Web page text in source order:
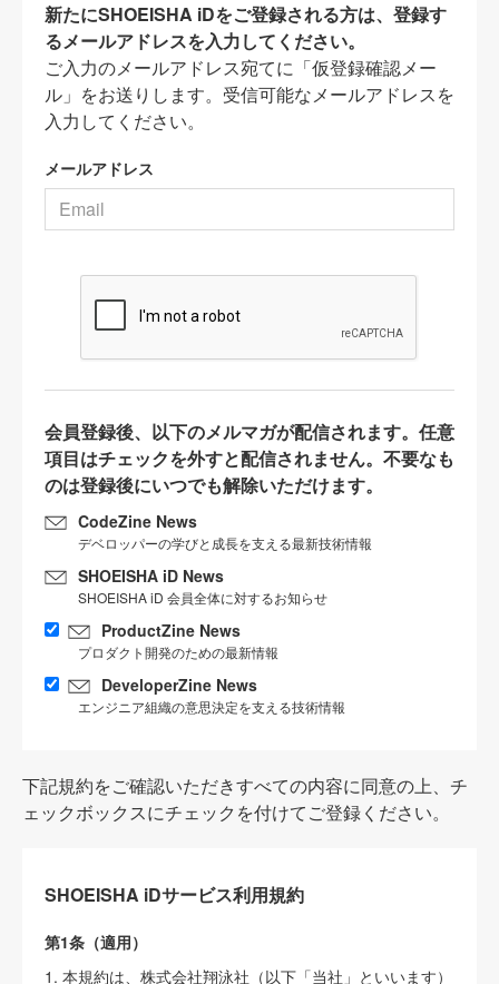
新たにSHOEISHA iDをご登録される方は、登録す
るメールアドレスを入力してください。
ご入力のメールアドレス宛てに「仮登録確認メー
ル」をお送りします。受信可能なメールアドレスを
入力してください。
メールアドレス
会員登録後、以下のメルマガが配信されます。任意
項目はチェックを外すと配信されません。不要なも
のは登録後にいつでも解除いただけます。
CodeZine News
デベロッパーの学びと成長を支える最新技術情報
SHOEISHA iD News
SHOEISHA iD 会員全体に対するお知らせ
ProductZine News
プロダクト開発のための最新情報
DeveloperZine News
エンジニア組織の意思決定を支える技術情報
下記規約をご確認いただきすべての内容に同意の上、チ
ェックボックスにチェックを付けてご登録ください。
SHOEISHA iDサービス利用規約
第1条（適用）
1. 本規約は、株式会社翔泳社（以下「当社」といいます）